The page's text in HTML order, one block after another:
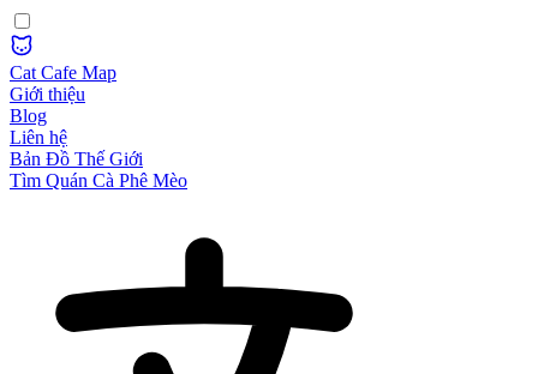
Cat Cafe Map
Giới thiệu
Blog
Liên hệ
Bản Đồ Thế Giới
Tìm Quán Cà Phê Mèo